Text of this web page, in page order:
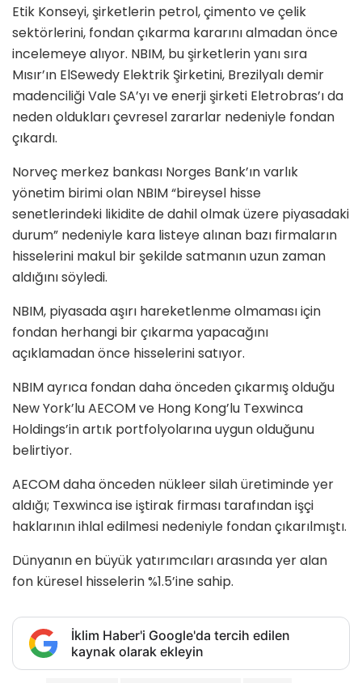
Etik Konseyi, şirketlerin petrol, çimento ve çelik
sektörlerini, fondan çıkarma kararını almadan önce
incelemeye alıyor. NBIM, bu şirketlerin yanı sıra
Mısır’ın ElSewedy Elektrik Şirketini, Brezilyalı demir
madenciliği Vale SA’yı ve enerji şirketi Eletrobras’ı da
neden oldukları çevresel zararlar nedeniyle fondan
çıkardı.
Norveç merkez bankası Norges Bank’ın varlık
yönetim birimi olan NBIM “bireysel hisse
senetlerindeki likidite de dahil olmak üzere piyasadaki
durum” nedeniyle kara listeye alınan bazı firmaların
hisselerini makul bir şekilde satmanın uzun zaman
aldığını söyledi.
NBIM, piyasada aşırı hareketlenme olmaması için
fondan herhangi bir çıkarma yapacağını
açıklamadan önce hisselerini satıyor.
NBIM ayrıca fondan daha önceden çıkarmış olduğu
New York’lu AECOM ve Hong Kong’lu Texwinca
Holdings’in artık portfolyolarına uygun olduğunu
belirtiyor.
AECOM daha önceden nükleer silah üretiminde yer
aldığı; Texwinca ise iştirak firması tarafından işçi
haklarının ihlal edilmesi nedeniyle fondan çıkarılmıştı.
Dünyanın en büyük yatırımcıları arasında yer alan
fon küresel hisselerin %1.5’ine sahip.
İklim Haber'i Google'da tercih edilen
kaynak olarak ekleyin